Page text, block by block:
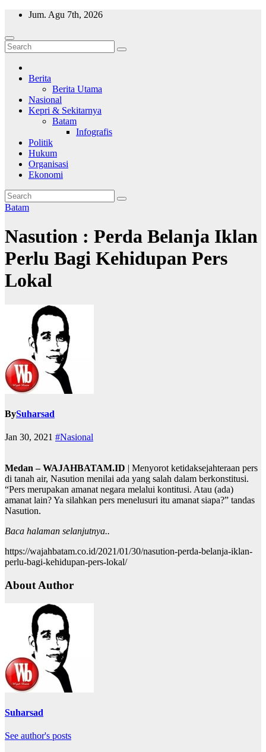
Skip
content
Jum. Agu 7th, 2026
Wajah Batam
CCTV nya kota Batam
Berita
Berita Utama
Nasional
Kepri & Sekitarnya
Batam
Infografis
Politik
Hukum
Organisasi
Ekonomi
Batam
Nasution : Perda Belanja Iklan
Perlu Bagi Kehidupan Pers
Lokal
BySuharsad
Jan 30, 2021 #Nasional
Medan – WAJAHBATAM.ID | Menyorot ketidaksejahteraan pers
di tanah air, Nasution menilai ada yang salah dalam berkonstitusi.
“Pers merupakan amanat negara melalui kontitusi. Atau (ada)
amanat lain? Ya silahkan pers menelusuri itu amanat siapa?” tandas
Nasution.
Baca halaman selanjutnya..
https://wajahbatam.co.id/2021/01/30/nasution-perda-belanja-iklan-
perlu-bagi-kehidupan-pers-lokal/
About Author
Suharsad
See author's posts